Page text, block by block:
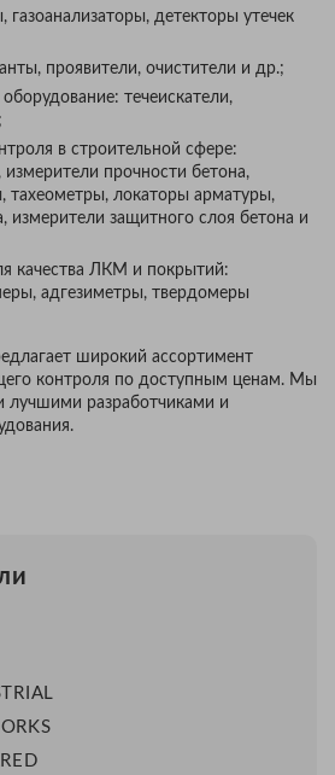
газоанализаторы, детекторы утечек
проявители, очистители и др.;
течеискатели,
в строительной сфере:
прочности бетона,
тахеометры, локаторы арматуры,
измерители защитного слоя бетона и
качества ЛКМ и покрытий:
адгезиметры, твердомеры
широкий ассортимент
контроля по доступным ценам. Мы
лучшими разработчиками и